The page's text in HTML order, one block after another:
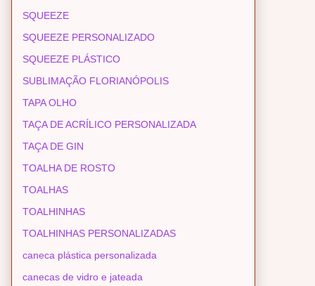
SQUEEZE
SQUEEZE PERSONALIZADO
SQUEEZE PLÁSTICO
SUBLIMAÇÃO FLORIANÓPOLIS
TAPA OLHO
TAÇA DE ACRÍLICO PERSONALIZADA
TAÇA DE GIN
TOALHA DE ROSTO
TOALHAS
TOALHINHAS
TOALHINHAS PERSONALIZADAS
caneca plástica personalizada
canecas de vidro e jateada